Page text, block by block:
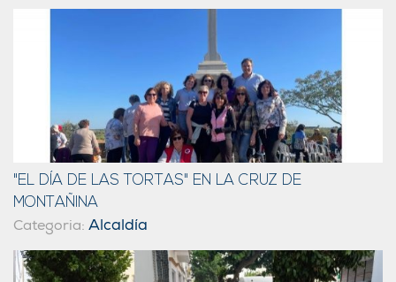
"EL DÍA DE LAS TORTAS" EN LA CRUZ DE
MONTAÑINA
Categoria: Alcaldía